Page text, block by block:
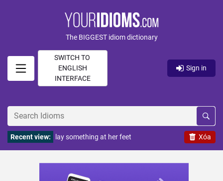
The BIGGEST idiom dictionary
SWITCH TO
ENGLISH
INTERFACE
Sign in
Xóa
Recent view: lay something at her feet